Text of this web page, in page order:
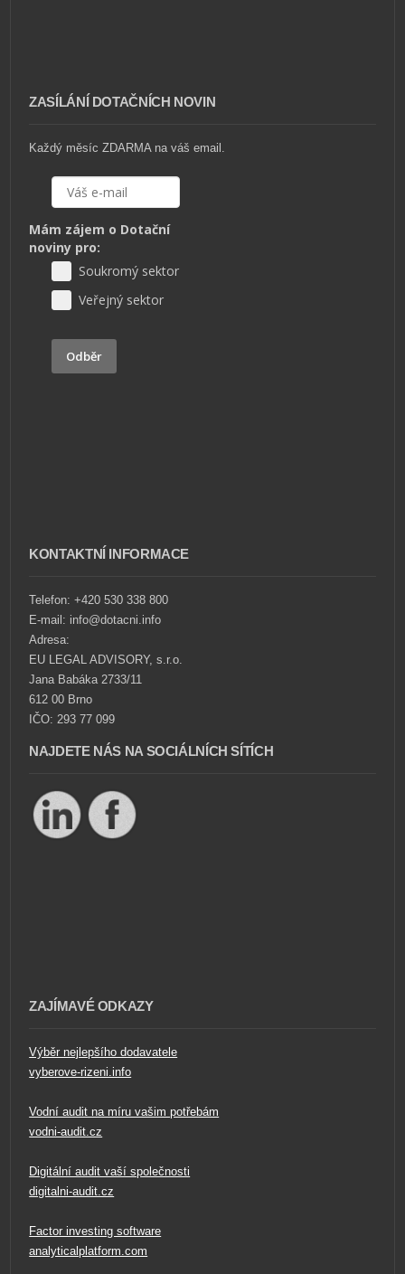
ZASÍLÁNÍ DOTAČNÍCH NOVIN
Každý měsíc ZDARMA na váš email.
Mám zájem o Dotační
noviny pro:
Soukromý sektor
Veřejný sektor
Odběr
KONTAKTNÍ INFORMACE
Telefon: +420 530 338 800
E-mail: info@dotacni.info
Adresa:
EU LEGAL ADVISORY, s.r.o.
Jana Babáka 2733/11
612 00 Brno
IČO: 293 77 099
NAJDETE NÁS NA SOCIÁLNÍCH SÍTÍCH
ZAJÍMAVÉ ODKAZY
Výběr nejlepšího dodavatele
vyberove-rizeni.info
Vodní audit na míru vašim potřebám
vodni-audit.cz
Digitální audit vaší společnosti
digitalni-audit.cz
Factor investing software
analyticalplatform.com